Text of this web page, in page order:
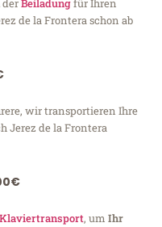
derBeiladungfür Ihren
de la Frontera schon ab
wir transportieren Ihre
Jerez de la Frontera
Klaviertransport, um Ihr